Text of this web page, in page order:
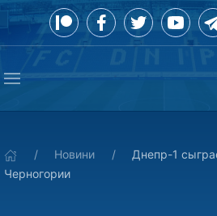
Новини
Днепр-1
Черногории